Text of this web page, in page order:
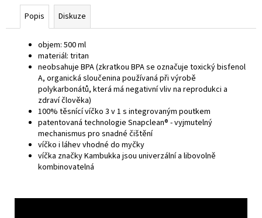
Popis Diskuze
objem: 500 ml
materiál: tritan
neobsahuje BPA (zkratkou BPA se označuje toxický bisfenol
A, organická sloučenina používaná při výrobě
polykarbonátů, která má negativní vliv na reprodukci a
zdraví člověka)
100% těsnící víčko 3 v 1 s integrovaným poutkem
patentovaná technologie Snapclean® - vyjmutelný
mechanismus pro snadné čištění
víčko i láhev vhodné do myčky
víčka značky Kambukka jsou univerzální a libovolně
kombinovatelná